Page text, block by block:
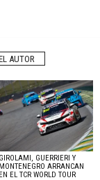
AUTOR
GIROLAMI, GUERRIERI Y
MONTENEGRO ARRANCAN
EN EL TCR WORLD TOUR